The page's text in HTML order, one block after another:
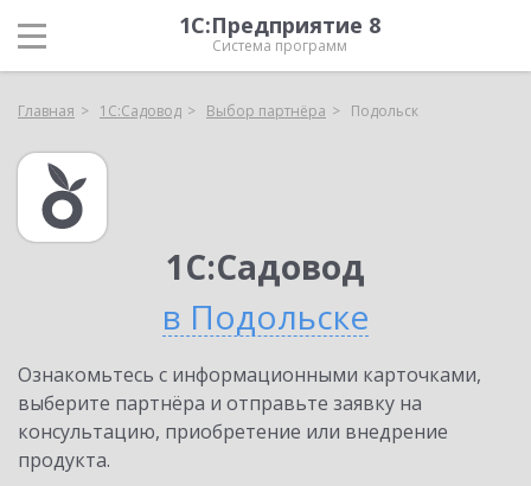
1С:Предприятие 8
Система программ
Главная 1С:Садовод Выбор партнёра Подольск
1С:Садовод
в Подольске
Ознакомьтесь с информационными карточками,
выберите партнёра и отправьте заявку на
консультацию, приобретение или внедрение
продукта.